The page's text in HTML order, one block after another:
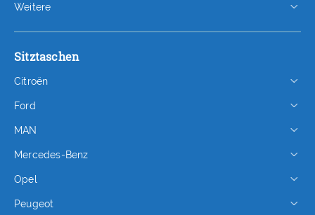
Weitere
Sitztaschen
Citroën
Ford
MAN
Mercedes-Benz
Opel
Peugeot